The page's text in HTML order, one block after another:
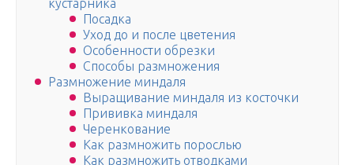
кустарника
Посадка
Уход до и после цветения
Особенности обрезки
Способы размножения
Размножение миндаля
Выращивание миндаля из косточки
Прививка миндаля
Черенкование
Как размножить порослью
Как размножить отводками